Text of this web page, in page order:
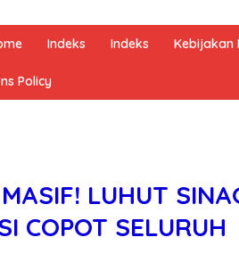
Indeks Indeks Kebijakan
Policy
LUHUT
COPOT SELURUH